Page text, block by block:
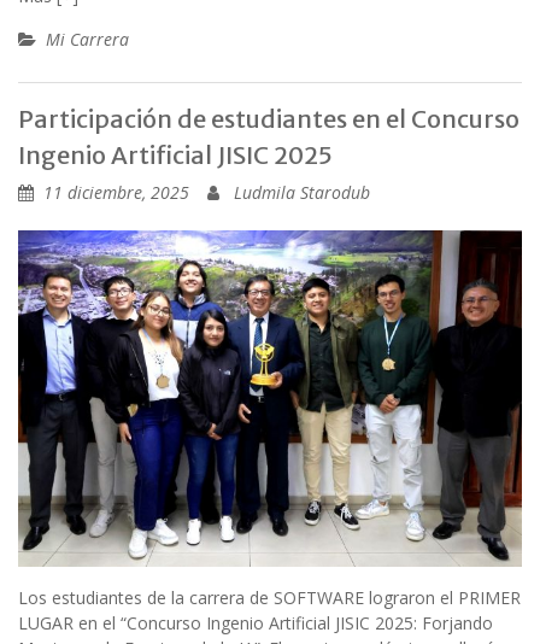
Mi Carrera
Participación de estudiantes en el Concurso
Ingenio Artificial JISIC 2025
11 diciembre, 2025 Ludmila Starodub
Los estudiantes de la carrera de SOFTWARE lograron el PRIMER
LUGAR en el “Concurso Ingenio Artificial JISIC 2025: Forjando